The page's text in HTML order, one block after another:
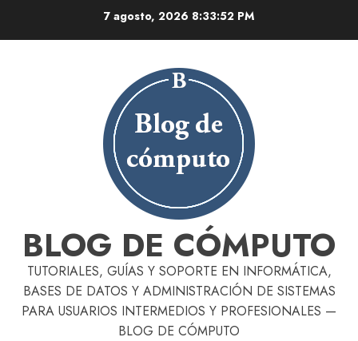
7 agosto, 2026 8:33:53 PM
BLOG DE CÓMPUTO
TUTORIALES, GUÍAS Y SOPORTE EN INFORMÁTICA,
BASES DE DATOS Y ADMINISTRACIÓN DE SISTEMAS
PARA USUARIOS INTERMEDIOS Y PROFESIONALES —
BLOG DE CÓMPUTO